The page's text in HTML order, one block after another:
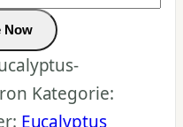
Now
Kategorie:
Eucalyptus